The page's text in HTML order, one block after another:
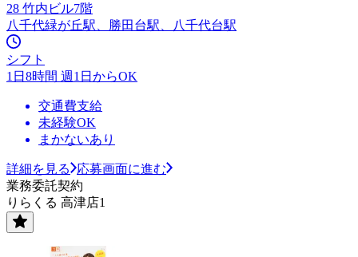
28 竹内ビル7階
八千代緑が丘駅、勝田台駅、八千代台駅
シフト
1日8時間 週1日からOK
交通費支給
未経験OK
まかないあり
詳細を見る
応募画面に進む
業務委託契約
りらくる 高津店1